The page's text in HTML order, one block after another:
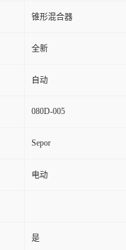
锥形混合器
全新
自动
080D-005
Sepor
电动
是